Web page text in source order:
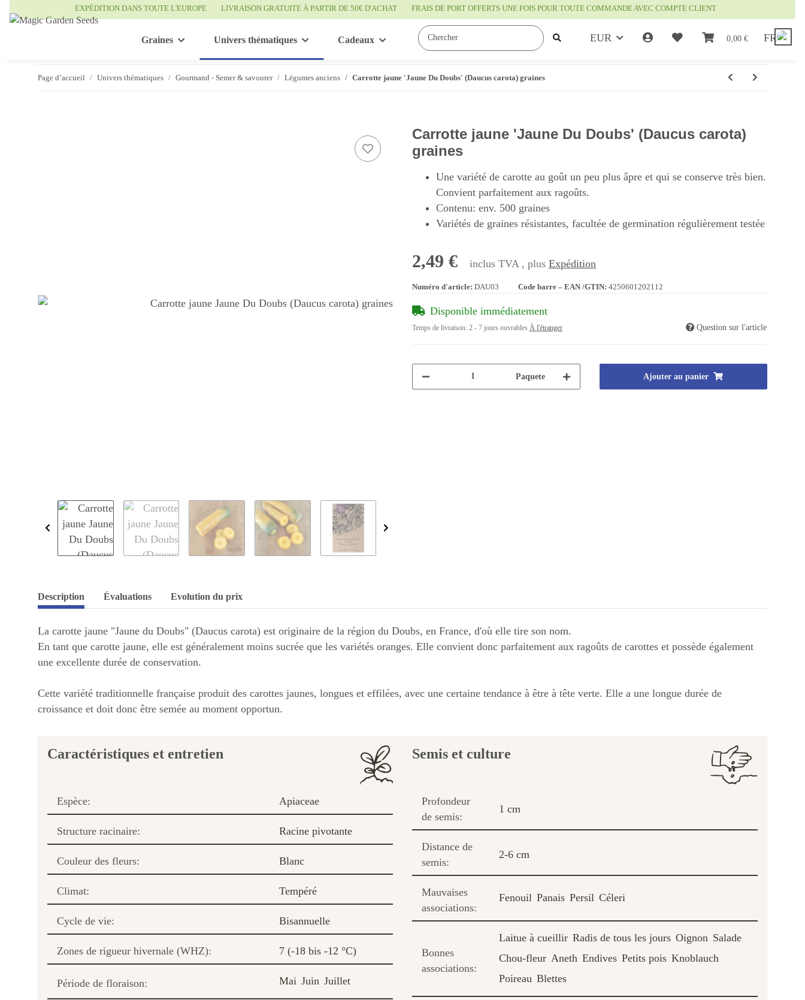
EXPÉDITION DANS TOUTE L'EUROPE LIVRAISON GRATUITE À PARTIR DE 50€ D'ACHAT FRAIS DE PORT OFFERTS UNE FOIS POUR TOUTE COMMANDE AVEC COMPTE CLIENT
EUR 0,00 € FR
Graines Univers thématiques Cadeaux Bon à savoir
Page d’accueil Univers thématiques Gourmand - Semer & savourer Légumes anciens Carrotte jaune 'Jaune Du Doubs' (Daucus carota) graines
Carrotte jaune 'Jaune Du Doubs' (Daucus carota)
graines
Une variété de carotte au goût un peu plus âpre et qui se conserve très bien.
Convient parfaitement aux ragoûts.
Contenu: env. 500 graines
Variétés de graines résistantes, facultée de germination régulièrement testée
2,49 € inclus TVA , plus Expédition
Numéro d'article: DAU03 Code barre – EAN /GTIN: 4250601202112
Disponible immédiatement
Temps de livraison: 2 - 7 jours ouvrables À l'étranger Question sur l'article
Paquete Ajouter au panier
Description Évaluations Evolution du prix
La carotte jaune "Jaune du Doubs" (Daucus carota) est originaire de la région du Doubs, en France, d'où elle tire son nom.
En tant que carotte jaune, elle est généralement moins sucrée que les variétés oranges. Elle convient donc parfaitement aux ragoûts de carottes et possède également
une excellente durée de conservation.
Cette variété traditionnelle française produit des carottes jaunes, longues et effilées, avec une certaine tendance à être à tête verte. Elle a une longue durée de
croissance et doit donc être semée au moment opportun.
Caractéristiques et entretien
Espèce: Apiaceae
Structure racinaire: Racine pivotante
Couleur des fleurs: Blanc
Climat: Tempéré
Cycle de vie: Bisannuelle
Zones de rigueur hivernale (WHZ): 7 (-18 bis -12 °C)
Période de floraison: Mai Juin Juillet
Semis et culture
Profondeur
de semis:
1 cm
Distance de
semis:
2-6 cm
Mauvaises
associations:
Fenouil Panais Persil Céleri
Bonnes
associations:
Laitue à cueillir Radis de tous les jours Oignon Salade
Chou-fleur Aneth Endives Petits pois Knoblauch
Poireau Blettes